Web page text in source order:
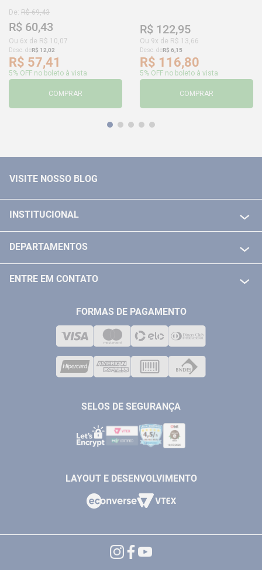
De: R$ 69,43
R$ 60,43
Ou 6x de R$ 10,07
Desc. deR$ 12,02
R$ 57,41
5% OFF no boleto à vista
COMPRAR
R$ 122,95
Ou 9x de R$ 13,66
Desc. deR$ 6,15
R$ 116,80
5% OFF no boleto à vista
COMPRAR
VISITE NOSSO BLOG
INSTITUCIONAL
POLITICA DE TROCA E DEVOLUÇÃO
DEPARTAMENTOS
COMPRESSORES
ENTRE EM CONTATO
VENDAS ONLINE@ANTFERRAMENTAS.COM.BR
SAC@ANTFERRAMENTAS.COM.BR
FORMAS DE PAGAMENTO
SELOS DE SEGURANÇA
LAYOUT E DESENVOLVIMENTO